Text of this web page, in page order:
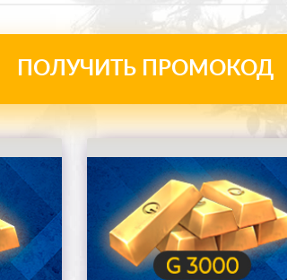
ПОЛУЧИТЬ ПРОМОКОД